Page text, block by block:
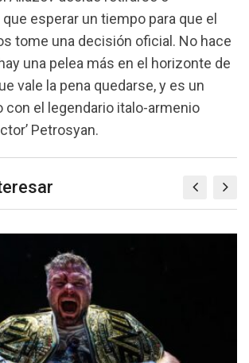
esperar un tiempo para que el
tome una decisión oficial. No hace
una pelea más en el horizonte de
vale la pena quedarse, y es un
el legendario italo-armenio
Petrosyan.